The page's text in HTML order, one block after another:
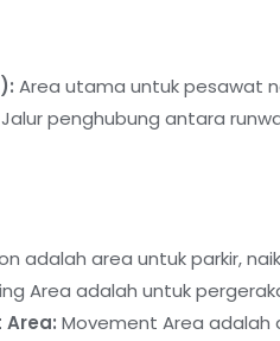
Area utama untuk pesawat
Jalur penghubung antara
adalah area untuk parkir,
Area adalah untuk
Movement Area adalah